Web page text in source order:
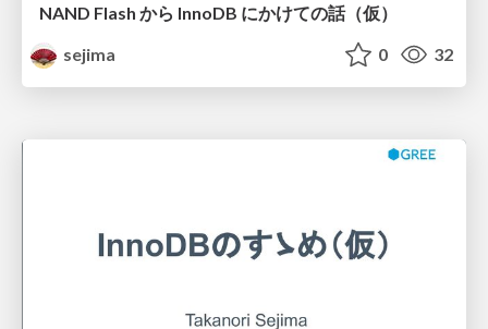
NAND Flash から InnoDB にかけての話（仮）
sejima
0 32